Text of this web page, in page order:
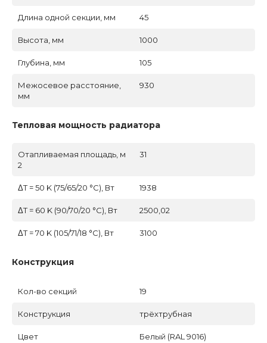
Длина одной секции, мм 45
Высота, мм 1000
Глубина, мм 105
Межосевое расстояние,
мм
930
Тепловая мощность радиатора
Отапливаемая площадь, м
2
31
ΔT = 50 K (75/65/20 °C), Вт 1938
ΔT = 60 K (90/70/20 °C), Вт 2500,02
ΔT = 70 K (105/71/18 °C), Вт 3100
Конструкция
Кол-во секций 19
Конструкция трёхтрубная
Цвет Белый (RAL 9016)